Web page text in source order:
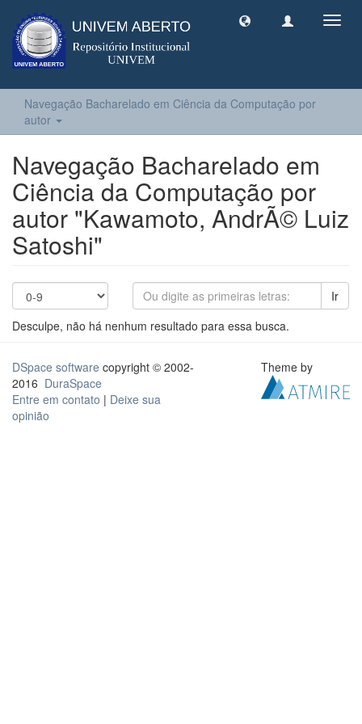
Navegação Bacharelado em Ciência da Computação por
autor
Navegação Bacharelado em
Ciência da Computação por
autor "Kawamoto, AndrÃ© Luiz
Satoshi"
Ir
Desculpe, não há nenhum resultado para essa busca.
DSpace software copyright © 2002-
2016 DuraSpace
Entre em contato | Deixe sua
opinião
Theme by